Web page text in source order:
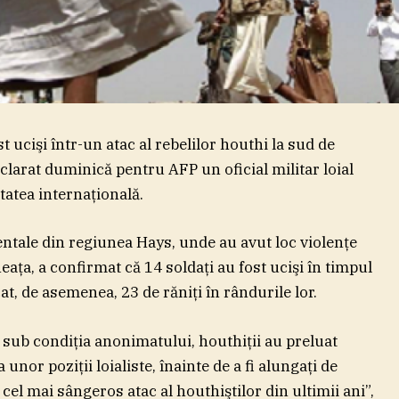
ucişi într-un atac al rebelilor houthi la sud de
duminică pentru AFP un oficial militar loial
internaţională.
din regiunea Hays, unde au avut loc violenţe
a confirmat că 14 soldaţi au fost ucişi în timpul
de asemenea, 23 de răniţi în rândurile lor.
condiţia anonimatului, houthiţii au preluat
poziţii loialiste, înainte de a fi alungaţi de
mai sângeros atac al houthiştilor din ultimii ani”,